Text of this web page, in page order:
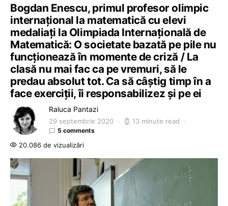
Bogdan Enescu, primul profesor olimpic
internațional la matematică cu elevi
medaliați la Olimpiada Internațională de
Matematică: O societate bazată pe pile nu
funcționează în momente de criză / La
clasă nu mai fac ca pe vremuri, să le
predau absolut tot. Ca să câștig timp în a
face exerciții, îi responsabilizez și pe ei
Raluca Pantazi
29 septembrie 2020 13 minute read
5 comments
20.086 de vizualizări